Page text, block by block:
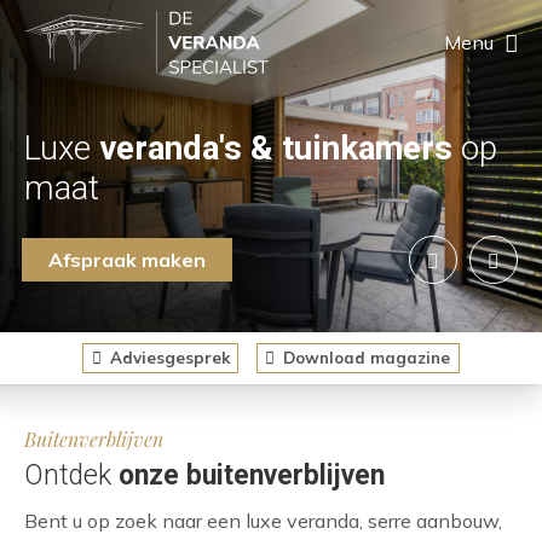
Menu
Luxe veranda's & tuinkamers op
maat
Afspraak maken
Adviesgesprek Download magazine
Buitenverblijven
Ontdek onze buitenverblijven
Bent u op zoek naar een luxe veranda, serre aanbouw,